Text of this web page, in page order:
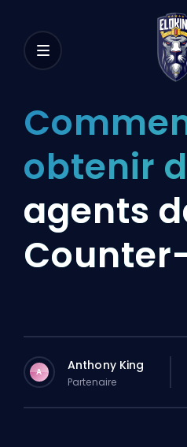
obtenir
agents
A Anthony King
Partenaire